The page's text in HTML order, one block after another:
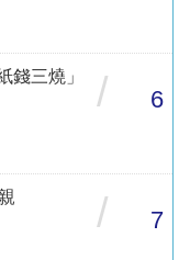
三燒」
/ 6
/ 7